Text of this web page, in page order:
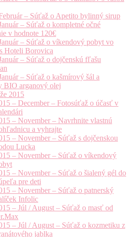
– Súťaž o Apetito bylinný sirup
– Súťaž o kompletné očné
v hodnote 120€
– Súťaž o víkendový pobyt vo
Hoteli Borovica
– Súťaž o dojčenskú fľašu
– Súťaž o kašmírový šál a
BIO arganový olej
2015
– December – Fotosúťaž o účasť v
– November – Navrhnite vlastnú
a vyhrajte
– November – Súťaž s dojčenskou
Lucka
– November – Súťaž o víkendový
– November – Súťaž o šialený gél do
pre deti
– November – Súťaž o patnerský
Infolic
– Júl / August – Súťaž o masť od
– Júl / August – Súťaž o kozmetiku z
jablka